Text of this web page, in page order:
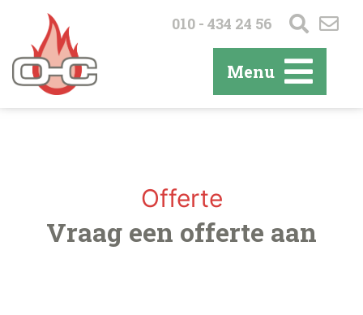
010 - 434 24 56
Menu
Offerte
Vraag een offerte aan